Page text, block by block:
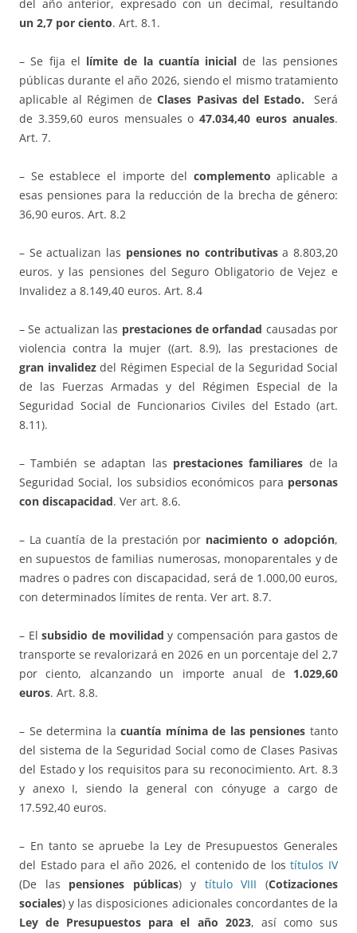
del año anterior, expresado con un decimal, resultando
un 2,7 por ciento. Art. 8.1.
– Se fija el límite de la cuantía inicial de las pensiones
públicas durante el año 2026, siendo el mismo tratamiento
aplicable al Régimen deClases Pasivas del Estado.Será
de 3.359,60 euros mensuales o47.034,40 euros anuales.
Art. 7.
– Se establece el importe del complemento aplicable a
esas pensiones para la reducción de la brecha de género:
36,90 euros. Art. 8.2
– Se actualizan las pensiones no contributivasa 8.803,20
euros. y las pensiones del Seguro Obligatorio de Vejez e
Invalidez a 8.149,40 euros. Art. 8.4
– Se actualizan las prestaciones de orfandad causadas por
violencia contra la mujer ((art. 8.9), las prestaciones de
gran invalidezdel Régimen Especial de la Seguridad Social
de las Fuerzas Armadas y del Régimen Especial de la
Seguridad Social de Funcionarios Civiles del Estado (art.
8.11).
– También se adaptan las prestaciones familiares de la
Seguridad Social, los subsidios económicos para personas
con discapacidad. Ver art. 8.6.
– La cuantía de la prestación por nacimiento o adopción,
en supuestos de familias numerosas, monoparentales y de
madres o padres con discapacidad, será de 1.000,00 euros,
con determinados límites de renta. Ver art. 8.7.
– Elsubsidio de movilidad y compensación para gastos de
transporte se revalorizará en 2026 en un porcentaje del 2,7
por ciento, alcanzando un importe anual de 1.029,60
euros. Art. 8.8.
– Se determina lacuantía mínima de las pensiones tanto
del sistema de la Seguridad Social como de Clases Pasivas
del Estado y los requisitos para su reconocimiento. Art. 8.3
y anexo I, siendo la general con cónyuge a cargo de
17.592,40 euros.
– En tanto se apruebe la Ley de Presupuestos Generales
del Estado para el año 2026, el contenido de lostítulos IV
(De las pensiones públicas) y título VIII (Cotizaciones
sociales) y las disposiciones adicionales concordantes de la
Ley de Presupuestos para el año 2023, así como sus